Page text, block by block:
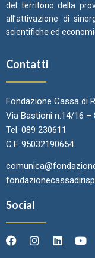
del territorio della
all’attivazione di
scientifiche ed
Contatti
Fondazione Cassa di
Via Bastioni n.14/16 –
Tel. 089 230611
C.F. 95032190654
Social